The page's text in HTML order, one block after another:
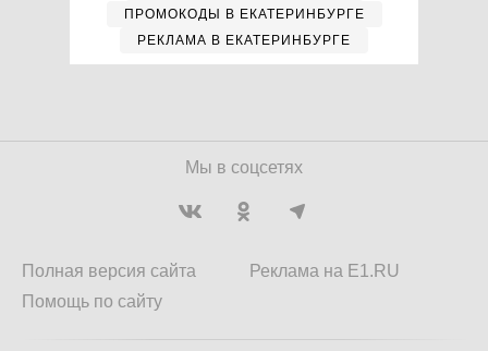
ПРОМОКОДЫ В ЕКАТЕРИНБУРГЕ
РЕКЛАМА В ЕКАТЕРИНБУРГЕ
Мы в соцсетях
Полная версия сайта
Помощь по сайту
Реклама на E1.RU